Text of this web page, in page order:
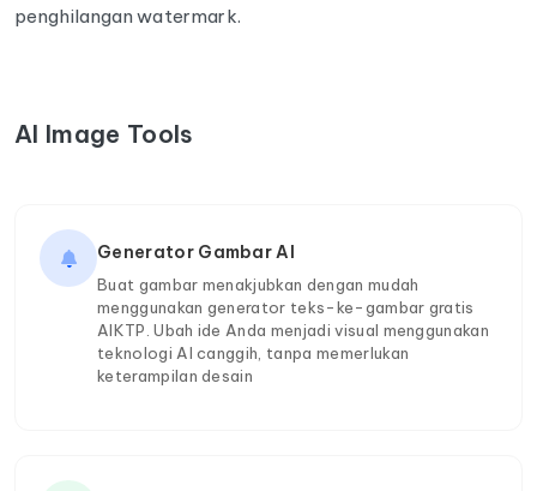
penghilangan watermark.
AI Image Tools
Generator Gambar AI
Buat gambar menakjubkan dengan mudah
menggunakan generator teks-ke-gambar gratis
AIKTP. Ubah ide Anda menjadi visual menggunakan
teknologi AI canggih, tanpa memerlukan
keterampilan desain